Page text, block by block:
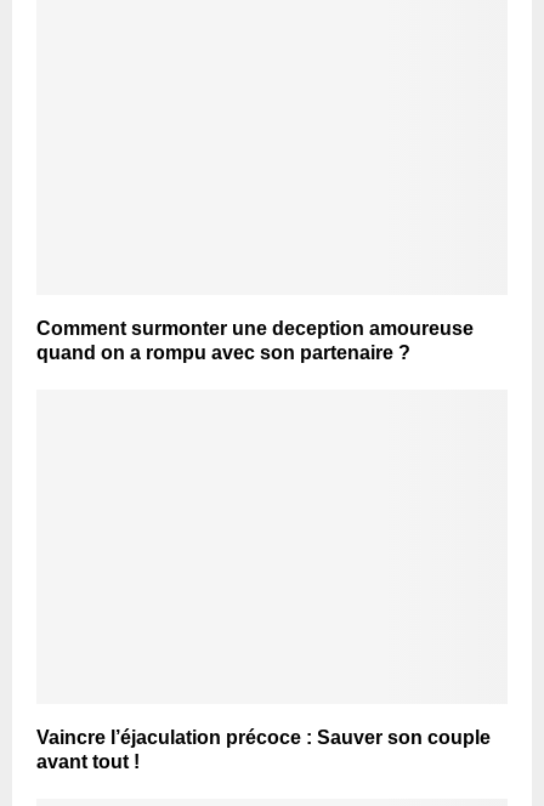
Comment surmonter une deception amoureuse
quand on a rompu avec son partenaire ?
Vaincre l’éjaculation précoce : Sauver son couple
avant tout !